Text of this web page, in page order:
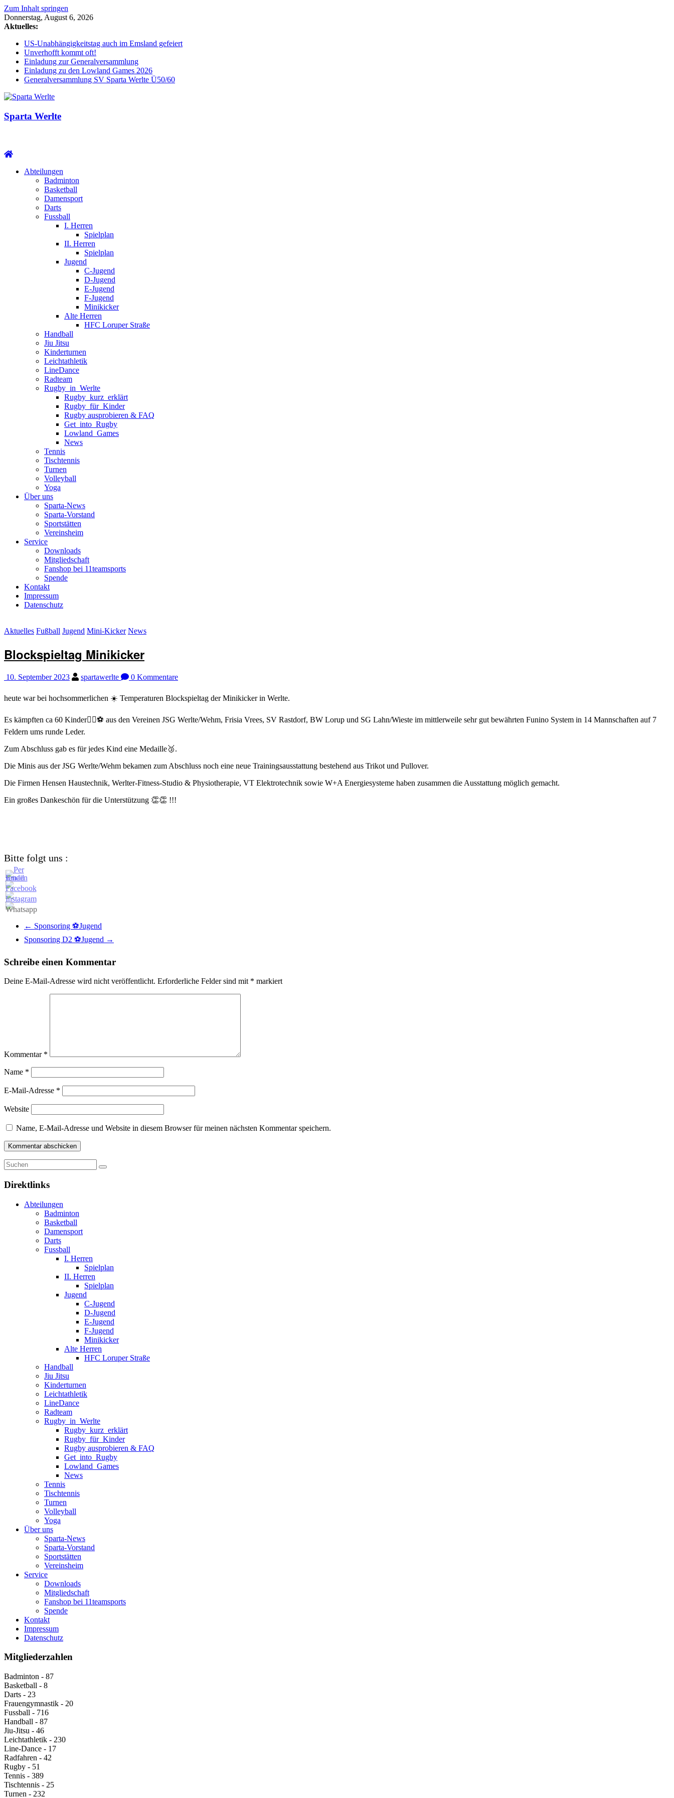
Zum Inhalt springen
Donnerstag, August 6, 2026
Aktuelles:
US-Unabhängigkeitstag auch im Emsland gefeiert
Unverhofft kommt oft!
Einladung zur Generalversammlung
Einladung zu den Lowland Games 2026
Generalversammlung SV Sparta Werlte Ü50/60
Sparta Werlte
Abteilungen
Badminton
Basketball
Damensport
Darts
Fussball
I. Herren
Spielplan
II. Herren
Spielplan
Jugend
C-Jugend
D-Jugend
E-Jugend
F-Jugend
Minikicker
Alte Herren
HFC Loruper Straße
Handball
Jiu Jitsu
Kinderturnen
Leichtathletik
LineDance
Radteam
Rugby_in_Werlte
Rugby_kurz_erklärt
Rugby_für_Kinder
Rugby ausprobieren & FAQ
Get_into_Rugby
Lowland_Games
News
Tennis
Tischtennis
Turnen
Volleyball
Yoga
Über uns
Sparta-News
Sparta-Vorstand
Sportstätten
Vereinsheim
Service
Downloads
Mitgliedschaft
Fanshop bei 11teamsports
Spende
Kontakt
Impressum
Datenschutz
Aktuelles Fußball Jugend Mini-Kicker News
Blockspieltag Minikicker
10. September 2023 spartawerlte 0 Kommentare
heute war bei hochsommerlichen ☀️ Temperaturen Blockspieltag der Minikicker in Werlte.
Es kämpften ca 60 Kinder🏃‍♀️⚽️ aus den Vereinen JSG Werlte/Wehm, Frisia Vrees, SV Rastdorf, BW Lorup und SG Lahn/Wieste im mittlerweile sehr gut bewährten Funino System in 14 Mannschaften auf 7
Feldern ums runde Leder.
Zum Abschluss gab es für jedes Kind eine Medaille🥉.
Die Minis aus der JSG Werlte/Wehm bekamen zum Abschluss noch eine neue Trainingsausstattung bestehend aus Trikot und Pullover.
Die Firmen Hensen Haustechnik, Werlter-Fitness-Studio & Physiotherapie, VT Elektrotechnik sowie W+A Energiesysteme haben zusammen die Ausstattung möglich gemacht.
Ein großes Dankeschön für die Unterstützung 👏👏 !!!
Bitte folgt uns :
← Sponsoring ⚽️Jugend
Sponsoring D2 ⚽️Jugend →
Schreibe einen Kommentar
Deine E-Mail-Adresse wird nicht veröffentlicht. Erforderliche Felder sind mit * markiert
Kommentar *
Name *
E-Mail-Adresse *
Website
Name, E-Mail-Adresse und Website in diesem Browser für meinen nächsten Kommentar speichern.
Direktlinks
Abteilungen
Badminton
Basketball
Damensport
Darts
Fussball
I. Herren
Spielplan
II. Herren
Spielplan
Jugend
C-Jugend
D-Jugend
E-Jugend
F-Jugend
Minikicker
Alte Herren
HFC Loruper Straße
Handball
Jiu Jitsu
Kinderturnen
Leichtathletik
LineDance
Radteam
Rugby_in_Werlte
Rugby_kurz_erklärt
Rugby_für_Kinder
Rugby ausprobieren & FAQ
Get_into_Rugby
Lowland_Games
News
Tennis
Tischtennis
Turnen
Volleyball
Yoga
Über uns
Sparta-News
Sparta-Vorstand
Sportstätten
Vereinsheim
Service
Downloads
Mitgliedschaft
Fanshop bei 11teamsports
Spende
Kontakt
Impressum
Datenschutz
Mitgliederzahlen
Badminton - 87
Basketball - 8
Darts - 23
Frauengymnastik - 20
Fussball - 716
Handball - 87
Jiu-Jitsu - 46
Leichtathletik - 230
Line-Dance - 17
Radfahren - 42
Rugby - 51
Tennis - 389
Tischtennis - 25
Turnen - 232